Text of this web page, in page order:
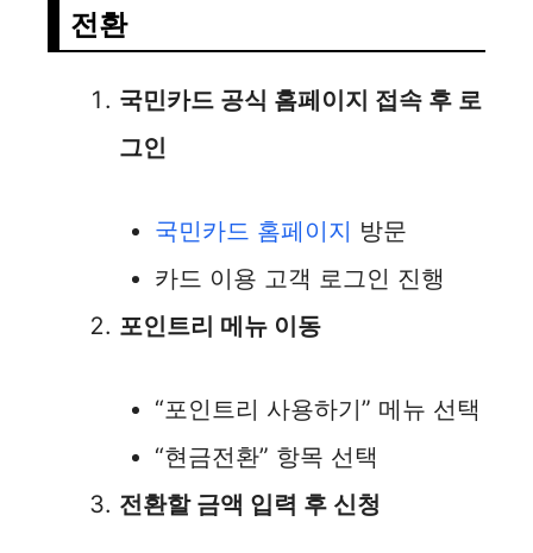
전환
국민카드 공식 홈페이지 접속 후 로
그인
국민카드 홈페이지 방문
카드 이용 고객 로그인 진행
포인트리 메뉴 이동
“포인트리 사용하기” 메뉴 선택
“현금전환” 항목 선택
전환할 금액 입력 후 신청